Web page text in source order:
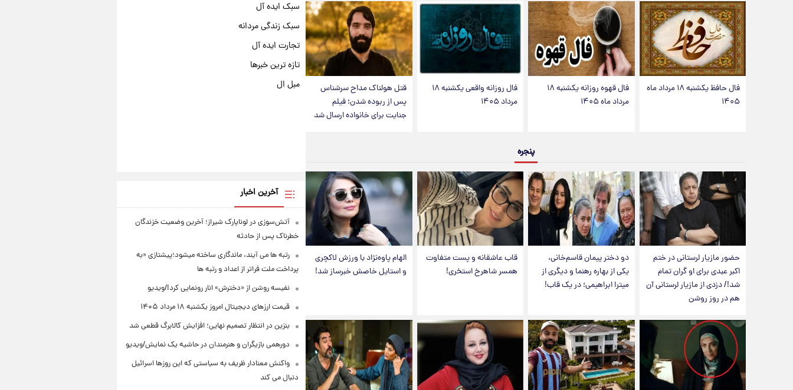
فال حافظ یکشنبه ۱۸ مرداد ماه
۱۴۰۵
فال قهوه روزانه یکشنبه ۱۸
مرداد ماه ۱۴۰۵
فال روزانه واقعی یکشنبه ۱۸
مرداد ۱۴۰۵
قتل هولناک مداح سرشناس
پس از ربوده شدن؛ فیلم
جنایت برای خانواده ارسال شد
پنجره
حضور مازیار لرستانی در ختم
اکبر عبدی برای او گران تمام
شد!/ دزدی از مازیار لرستانی آن
هم در روز روشن
دو دختر پیمان قاسم‌خانی،
یکی از بهاره رهنما و دیگری از
میترا ابراهیمی؛ در یک قاب!
قاب عاشقانه و پست متفاوت
همسر شاهرخ استخری!
الهام پاوه‌نژاد با ورزش لاکچری
و استایل خاصش خبرساز شد!
سبک ایده آل
سبک زندگی مردانه
تجارت ایده آل
تازه ترین خبرها
مبل ال
آخرین اخبار
آتش‌سوزی در لوناپارک شیراز؛ آخرین وضعیت خزندگان
خطرناک پس از حادثه
رتبه ها می آیند، ماندگاری ساخته میشود؛پیشتازی «به
پرداخت ملت فراتر از اعداد و رتبه ها
نفیسه روشن از «دخترش» انار رونمایی کرد!/ویدیو
قیمت ارزهای دیجیتال امروز یکشنبه ۱۸ مرداد ۱۴۰۵
بنزین در انتظار تصمیم نهایی؛ افزایش کالابرگ قطعی شد
دورهمی بازیگران و هنرمندان در حاشیه یک نمایش/ویدیو
واکنش معنادار ظریف به سیاستی که این روزها اسرائیل
دنبال می کند